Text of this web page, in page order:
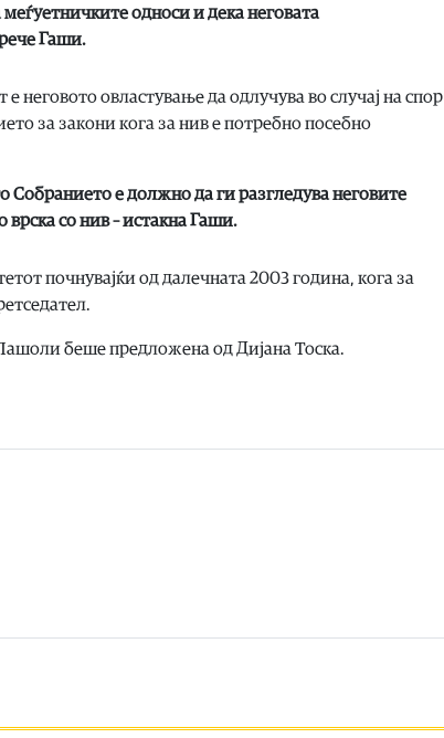
односи и дека неговата
Гаши.
неговото овластување да одлучува во случај на спор
за закони кога за нив е потребно посебно
е должно да ги разгледува неговите
со нив – истакна Гаши.
почнувајќи од далечната 2003 година, кога за
беше предложена од Дијана Тоска.